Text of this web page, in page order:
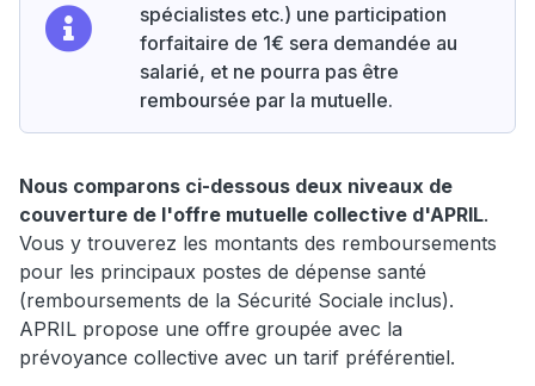
spécialistes etc.) une participation
forfaitaire de 1€ sera demandée au
salarié, et ne pourra pas être
remboursée par la mutuelle.
Nous comparons ci-dessous deux niveaux de
couverture de l'offre mutuelle collective d'APRIL.
Vous y trouverez les montants des remboursements
pour les principaux postes de dépense santé
(remboursements de la Sécurité Sociale inclus).
APRIL propose une offre groupée avec la
prévoyance collective avec un tarif préférentiel.